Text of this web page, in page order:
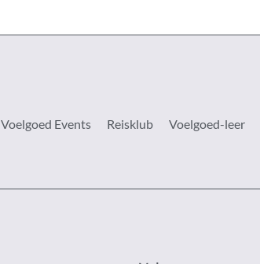
Voelgoed Events Reisklub Voelgoed-leer